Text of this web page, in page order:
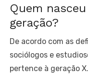
Quem
geração?
De acordo com as
sociólogos e
pertence à geração